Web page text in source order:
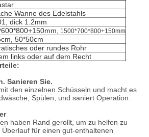
Wanne des Edelstahls
dick 1.2mm
1500*700*800+150mm
50*50cm
oder rundes Rohr
links oder auf dem Recht
Sanieren Sie.
den einzelnen Schüsseln und macht es
Spülen, und saniert Operation.
haben Rand gerollt, um zu helfen zu
für einen gut-enthaltenen